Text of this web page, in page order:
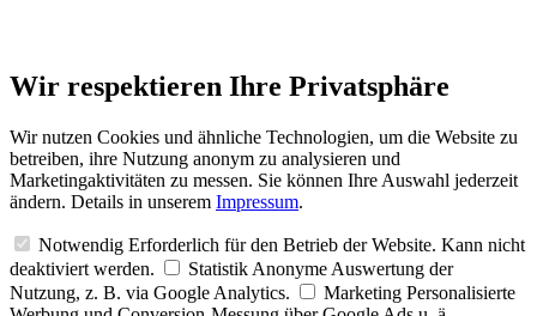
Wir respektieren Ihre Privatsphäre
Wir nutzen Cookies und ähnliche Technologien, um die Website zu
betreiben, ihre Nutzung anonym zu analysieren und
Marketingaktivitäten zu messen. Sie können Ihre Auswahl jederzeit
ändern. Details in unserem Impressum.
Notwendig Erforderlich für den Betrieb der Website. Kann nicht
deaktiviert werden.
Statistik Anonyme Auswertung der
Nutzung, z. B. via Google Analytics.
Marketing Personalisierte